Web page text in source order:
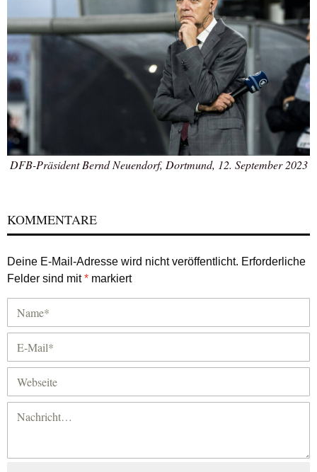
DFB-Präsident Bernd Neuendorf, Dortmund, 12. September 2023
KOMMENTARE
Deine E-Mail-Adresse wird nicht veröffentlicht. Erforderliche
Felder sind mit* markiert